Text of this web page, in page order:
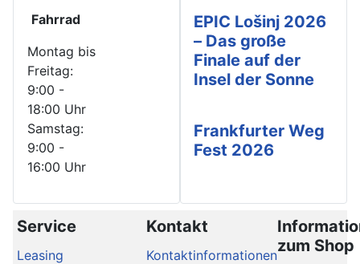
Fahrrad
Montag bis
Freitag:
9:00 -
18:00 Uhr
Samstag:
9:00 -
16:00 Uhr
EPIC Lošinj 2026
– Das große
Finale auf der
Insel der Sonne
Frankfurter Weg
Fest 2026
Service
Leasing
Kontakt
Kontaktinformationenzum Shop